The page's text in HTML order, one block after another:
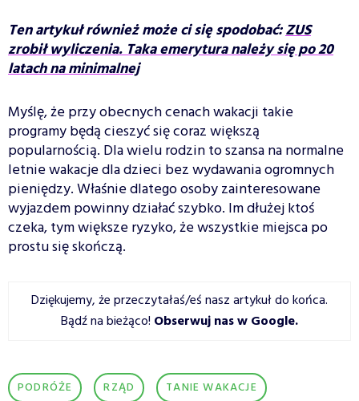
Ten artykuł również może ci się spodobać:ZUS
zrobił wyliczenia. Taka emerytura należy się po 20
latach na minimalnej
Myślę, że przy obecnych cenach wakacji takie
programy będą cieszyć się coraz większą
popularnością. Dla wielu rodzin to szansa na normalne
letnie wakacje dla dzieci bez wydawania ogromnych
pieniędzy. Właśnie dlatego osoby zainteresowane
wyjazdem powinny działać szybko. Im dłużej ktoś
czeka, tym większe ryzyko, że wszystkie miejsca po
prostu się skończą.
Dziękujemy, że przeczytałaś/eś nasz artykuł do końca.
Bądź na bieżąco! Obserwuj nas w Google.
PODRÓŻE RZĄD TANIE WAKACJE